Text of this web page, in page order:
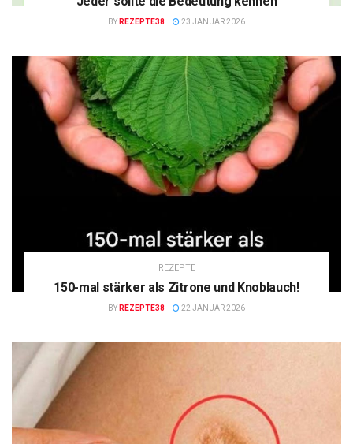
BY REZEPTE38 23 JANUAR 2026
REZEPTE
150-mal stärker als Zitrone und Knoblauch!
BY REZEPTE38 22 JANUAR 2026